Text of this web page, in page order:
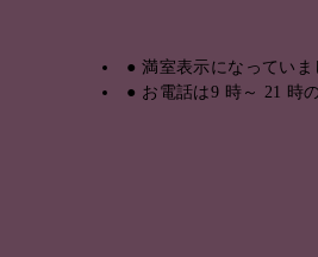
満室表示になっていま
お電話は9 時～ 21 時